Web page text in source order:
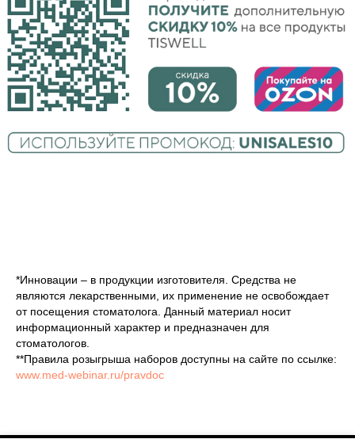
*Инновации – в продукции изготовителя. Средства не
являются лекарственными, их применение не освобождает
от посещения стоматолога. Данный материал носит
информационный характер и предназначен для
стоматологов.
**Правила розыгрыша наборов доступны на сайте по ссылке:
www.med-webinar.ru/pravdoc